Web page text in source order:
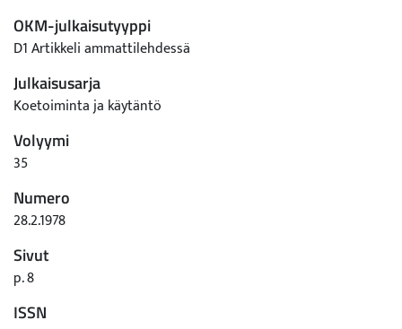
OKM-julkaisutyyppi
D1 Artikkeli ammattilehdessä
Julkaisusarja
Koetoiminta ja käytäntö
Volyymi
35
Numero
28.2.1978
Sivut
p. 8
ISSN